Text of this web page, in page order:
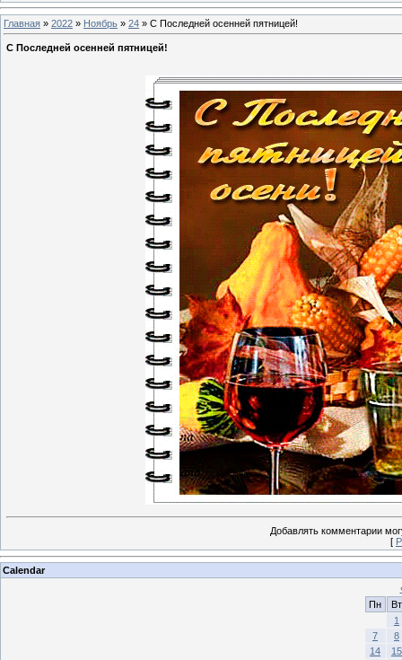
Главная » 2022 » Ноябрь » 24 » С Последней осенней пятницей!
С Последней осенней пятницей!
Добавлять комментарии
[
Calendar
Пн
Вт
1
7
8
14
15